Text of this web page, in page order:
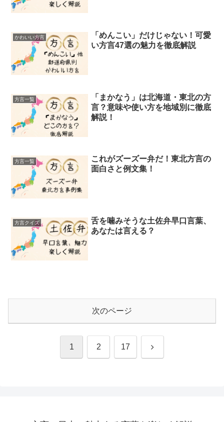
かわいい方言
「めんこい」だけじゃない！可愛
い方言47選の魅力を徹底解説
方言一覧
「まかなう」は北海道・東北の方
言？意味や使い方を地域別に徹底
解説！
方言一覧
これがズーズー弁だ！東北方言の
面白さと例文集！
方言クイズ
舌を噛みそうな土佐弁早口言葉、
あなたは言える？
次のページ
1 2 17 次